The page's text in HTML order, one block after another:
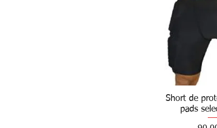
Aperçu
Short de
pads